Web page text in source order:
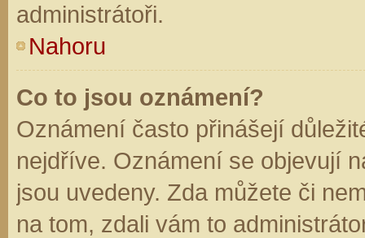
administrátoři.
Nahoru
Co to jsou oznámení?
Oznámení často přinášejí
nejdříve. Oznámení se objevují
jsou uvedeny. Zda můžete či
na tom, zdali vám to